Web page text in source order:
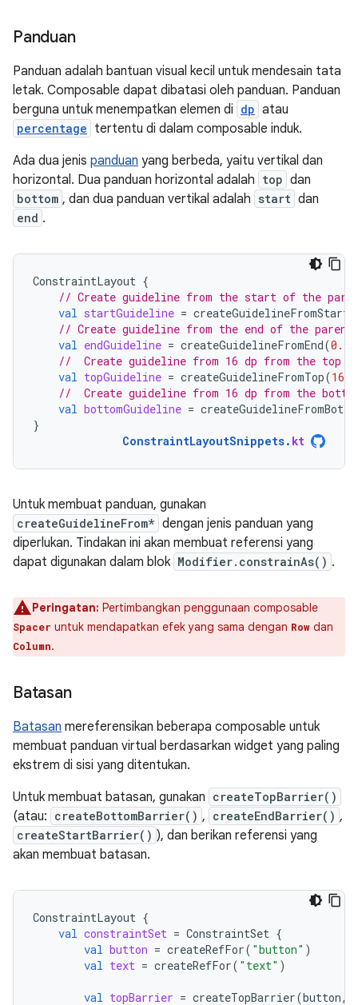
Panduan
Panduan adalah bantuan visual kecil untuk mendesain tata
letak. Composable dapat dibatasi oleh panduan. Panduan
berguna untuk menempatkan elemen di dp atau
percentage tertentu di dalam composable induk.
Ada dua jenis panduan yang berbeda, yaitu vertikal dan
horizontal. Dua panduan horizontal adalah top dan
bottom , dan dua panduan vertikal adalah start dan
end .
ConstraintLayout {
// Create guideline from the start of the
val startGuideline = createGuidelineFromStart
// Create guideline from the end of the parent
val endGuideline = createGuidelineFromEnd(0.1f
//  Create guideline from 16 dp from the top
val topGuideline = createGuidelineFromTop(16.
//  Create guideline from 16 dp from the
val bottomGuideline =
}
ConstraintLayoutSnippets. kt
Untuk membuat panduan, gunakan
createGuidelineFrom* dengan jenis panduan yang
diperlukan. Tindakan ini akan membuat referensi yang
dapat digunakan dalam blok Modifier.constrainAs() .
Peringatan: Pertimbangkan penggunaan composable
Spacer untuk mendapatkan efek yang sama dengan Row dan
Column.
Batasan
Batasan mereferensikan beberapa composable untuk
membuat panduan virtual berdasarkan widget yang paling
ekstrem di sisi yang ditentukan.
Untuk membuat batasan, gunakan createTopBarrier()
(atau: createBottomBarrier() , createEndBarrier() ,
createStartBarrier() ), dan berikan referensi yang
akan membuat batasan.
ConstraintLayout {
val constraintSet = ConstraintSet {
val button = createRefFor( "button" )
val text = createRefFor( "text" )
val topBarrier = createTopBarrier(button,